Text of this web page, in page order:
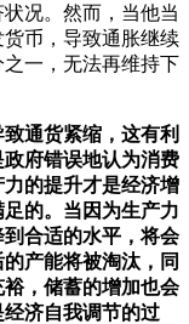
况。然而，当他当
币，导致通胀继续
一，无法再维持下
通货紧缩，这有利
府错误地认为消费
的提升才是经济增
的。当因为生产力
合适的水平，将会
产能将被淘汰，同
，储蓄的增加也会
济自我调节的过